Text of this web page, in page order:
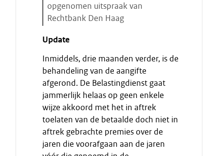
opgenomen uitspraak van
Rechtbank Den Haag
i
e
c
i
t
a
a
t
Update
Inmiddels, drie maanden verder, is de
behandeling van de aangifte
afgerond. De Belastingdienst gaat
jammerlijk helaas op geen enkele
wijze akkoord met het in aftrek
toelaten van de betaalde doch niet in
aftrek gebrachte premies over de
jaren die voorafgaan aan de jaren